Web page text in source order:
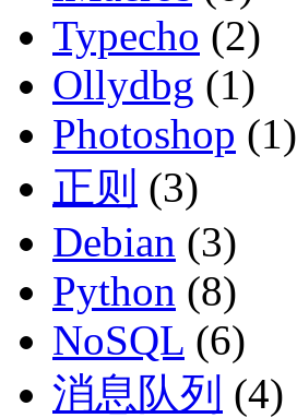
Typecho (2)
Ollydbg (1)
Photoshop (1)
正则 (3)
Debian (3)
Python (8)
NoSQL (6)
消息队列 (4)